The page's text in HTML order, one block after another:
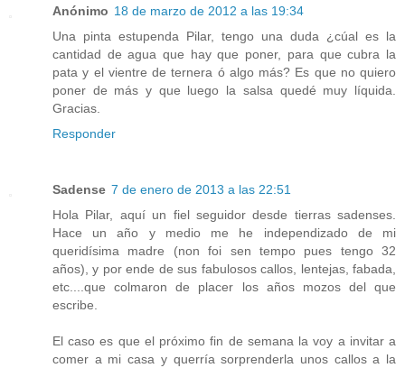
Anónimo 18 de marzo de 2012 a las 19:34
Una pinta estupenda Pilar, tengo una duda ¿cúal es la
cantidad de agua que hay que poner, para que cubra la
pata y el vientre de ternera ó algo más? Es que no quiero
poner de más y que luego la salsa quedé muy líquida.
Gracias.
Responder
Sadense 7 de enero de 2013 a las 22:51
Hola Pilar, aquí un fiel seguidor desde tierras sadenses.
Hace un año y medio me he independizado de mi
queridísima madre (non foi sen tempo pues tengo 32
años), y por ende de sus fabulosos callos, lentejas, fabada,
etc....que colmaron de placer los años mozos del que
escribe.
El caso es que el próximo fin de semana la voy a invitar a
comer a mi casa y querría sorprenderla unos callos a la